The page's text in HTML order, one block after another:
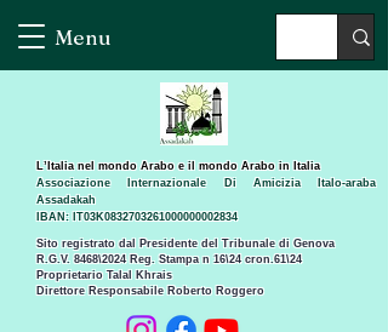
Menu
Sito registrato dal Presidente del Tribunale di Genova
R.G.V. 8468\2024 Reg. Stampa n 16\24 cron.61\24 ​
Proprietario Talal Khrais
Direttore Responsabile Roberto Roggero
L’Italia nel mondo Arabo e il mondo Arabo in Italia
Associazione Internazionale Di Amicizia Italo-araba
Assadakah
IBAN: IT03K0832703261000000002834